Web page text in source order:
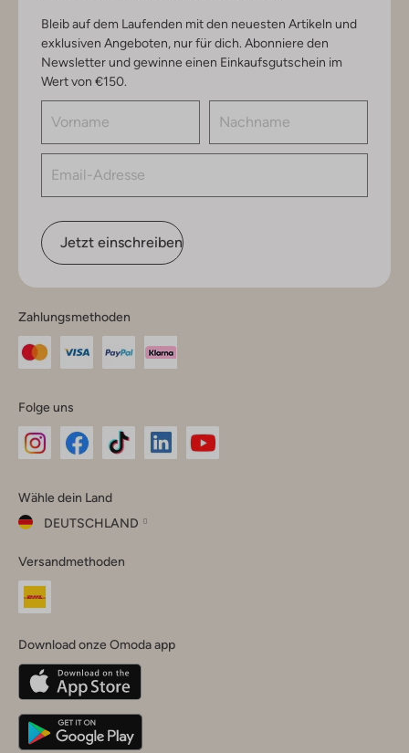
Bleib auf dem Laufenden mit den neuesten Artikeln und
exklusiven Angeboten, nur für dich. Abonniere den
Newsletter und gewinne einen Einkaufsgutschein im
Wert von €150.
Jetzt einschreiben
Zahlungsmethoden
Folge uns
Instagram
Facebook
TikTok
Wähle dein Land
DEUTSCHLAND
dein
Land
Belgique(Français)
Deutschland
Versandmethoden
Download onze Omoda app